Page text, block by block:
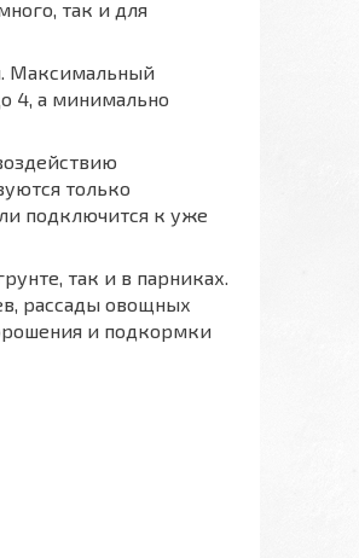
так и для
Максимальный
4, а минимально
только
подключится к уже
так и в парниках.
рассады овощных
и подкормки